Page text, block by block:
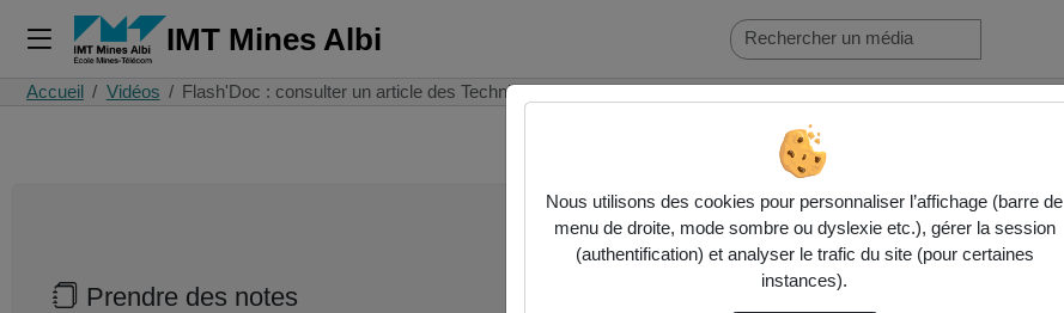
IMT Mines Albi
Accueil Vidéos Flash'Doc : consulter un article des Techniq…
Prendre des notes
Nous utilisons des cookies pour personnaliser l’affichage (barre de
menu de droite, mode sombre ou dyslexie etc.), gérer la session
(authentification) et analyser le trafic du site (pour certaines
instances).